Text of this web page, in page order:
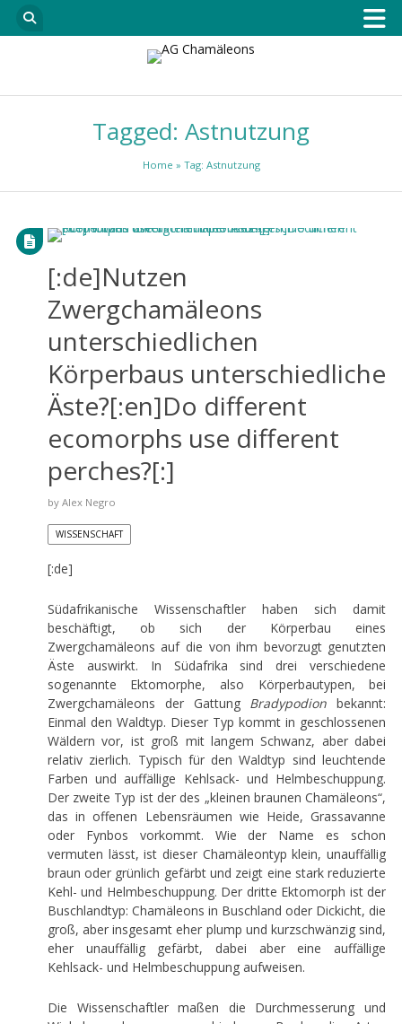
Tagged: Astnutzung
Home » Tag: Astnutzung
[:de]Nutzen
Zwergchamäleons
unterschiedlichen
Körperbaus unterschiedliche
Äste?[:en]Do different
ecomorphs use different
perches?[:]
by Alex Negro
WISSENSCHAFT
[:de]
Südafrikanische Wissenschaftler haben sich damit
beschäftigt, ob sich der Körperbau eines
Zwergchamäleons auf die von ihm bevorzugt genutzten
Äste auswirkt. In Südafrika sind drei verschiedene
sogenannte Ektomorphe, also Körperbautypen, bei
Zwergchamäleons der Gattung Bradypodion bekannt:
Einmal den Waldtyp. Dieser Typ kommt in geschlossenen
Wäldern vor, ist groß mit langem Schwanz, aber dabei
relativ zierlich. Typisch für den Waldtyp sind leuchtende
Farben und auffällige Kehlsack- und Helmbeschuppung.
Der zweite Typ ist der des „kleinen braunen Chamäleons“,
das in offenen Lebensräumen wie Heide, Grassavanne
oder Fynbos vorkommt. Wie der Name es schon
vermuten lässt, ist dieser Chamäleontyp klein, unauffällig
braun oder grünlich gefärbt und zeigt eine stark reduzierte
Kehl- und Helmbeschuppung. Der dritte Ektomorph ist der
Buschlandtyp: Chamäleons in Buschland oder Dickicht, die
groß, aber insgesamt eher plump und kurzschwänzig sind,
eher unauffällig gefärbt, dabei aber eine auffällige
Kehlsack- und Helmbeschuppung aufweisen.
Die Wissenschaftler maßen die Durchmesserung und